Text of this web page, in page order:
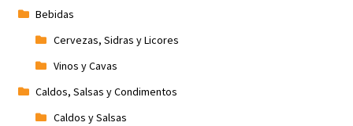
Bebidas
Cervezas, Sidras y Licores
Vinos y Cavas
Caldos, Salsas y Condimentos
Caldos y Salsas